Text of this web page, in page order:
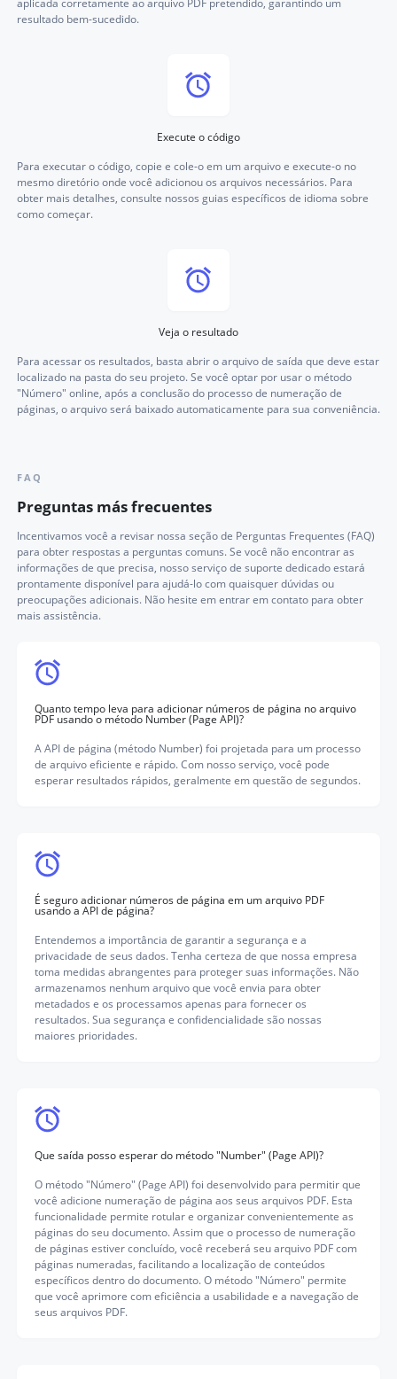
aplicada corretamente ao arquivo PDF pretendido, garantindo um
resultado bem-sucedido.
Execute o código
Para executar o código, copie e cole-o em um arquivo e execute-o no
mesmo diretório onde você adicionou os arquivos necessários. Para
obter mais detalhes, consulte nossos guias específicos de idioma sobre
como começar.
Veja o resultado
Para acessar os resultados, basta abrir o arquivo de saída que deve estar
localizado na pasta do seu projeto. Se você optar por usar o método
"Número" online, após a conclusão do processo de numeração de
páginas, o arquivo será baixado automaticamente para sua conveniência.
Quanto tempo leva para adicionar números de página no arquivo
PDF usando o método Number (Page API)?
A API de página (método Number) foi projetada para um processo
de arquivo eficiente e rápido. Com nosso serviço, você pode
esperar resultados rápidos, geralmente em questão de segundos.
É seguro adicionar números de página em um arquivo PDF
usando a API de página?
Entendemos a importância de garantir a segurança e a
privacidade de seus dados. Tenha certeza de que nossa empresa
toma medidas abrangentes para proteger suas informações. Não
armazenamos nenhum arquivo que você envia para obter
metadados e os processamos apenas para fornecer os
resultados. Sua segurança e confidencialidade são nossas
maiores prioridades.
Que saída posso esperar do método "Number" (Page API)?
O método "Número" (Page API) foi desenvolvido para permitir que
você adicione numeração de página aos seus arquivos PDF. Esta
funcionalidade permite rotular e organizar convenientemente as
páginas do seu documento. Assim que o processo de numeração
de páginas estiver concluído, você receberá seu arquivo PDF com
páginas numeradas, facilitando a localização de conteúdos
específicos dentro do documento. O método "Número" permite
que você aprimore com eficiência a usabilidade e a navegação de
seus arquivos PDF.
FAQ
Preguntas más frecuentes
Incentivamos você a revisar nossa seção de Perguntas Frequentes (FAQ)
para obter respostas a perguntas comuns. Se você não encontrar as
informações de que precisa, nosso serviço de suporte dedicado estará
prontamente disponível para ajudá-lo com quaisquer dúvidas ou
preocupações adicionais. Não hesite em entrar em contato para obter
mais assistência.